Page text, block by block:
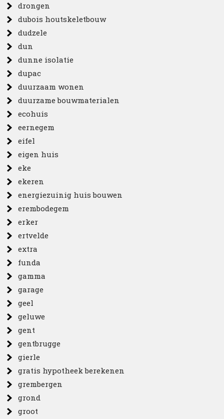
drongen
dubois houtskeletbouw
dudzele
dun
dunne isolatie
dupac
duurzaam wonen
duurzame bouwmaterialen
ecohuis
eernegem
eifel
eigen huis
eke
ekeren
energiezuinig huis bouwen
erembodegem
erker
ertvelde
extra
funda
gamma
garage
geel
geluwe
gent
gentbrugge
gierle
gratis hypotheek berekenen
grembergen
grond
groot